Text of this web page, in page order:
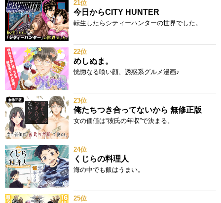
21位
今日からCITY HUNTER
転生したらシティーハンターの世界でした。
22位
めしぬま。
恍惚なる喰い顔、誘惑系グルメ漫画♪
23位
俺たちつき合ってないから 無修正版
女の価値は“彼氏の年収”で決まる。
24位
くじらの料理人
海の中でも飯はうまい。
25位